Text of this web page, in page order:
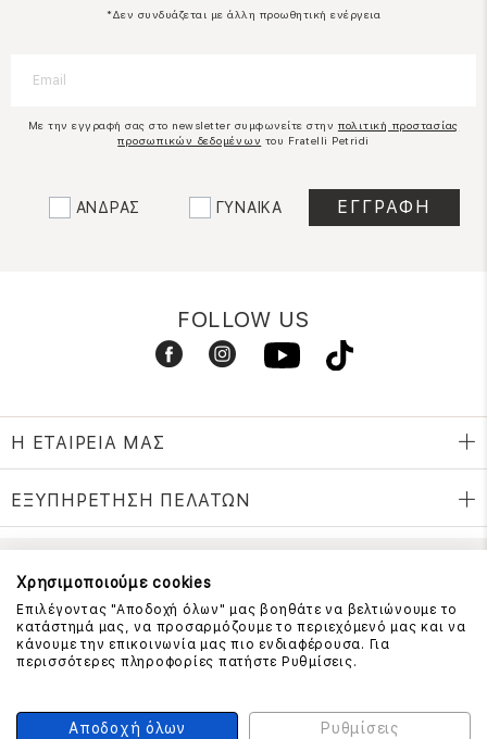
*Δεν συνδυάζεται με άλλη προωθητική ενέργεια
Με την εγγραφή σας στο newsletter συμφωνείτε στην πολιτική προστασίας
προσωπικών δεδομένων του Fratelli Petridi
ΑΝΔΡΑΣ ΓΥΝΑΙΚΑ
FOLLOW US
Η ΕΤΑΙΡΕΙΑ ΜΑΣ
ΕΞΥΠΗΡΕΤΗΣΗ ΠΕΛΑΤΩΝ
ΕΠΙΚΟΙΝΩΝΗΣΤΕ ΜΑΖΙ ΜΑΣ
210 999 4510
(Χρεώση μια αστική μονάδα από σταθερό)
ΑΣΦΑΛΕΙΑ ΣΥΝΑΛΛΑΓΩΝ
Χρησιμοποιούμε cookies
Επιλέγοντας "Αποδοχή όλων" μας βοηθάτε να βελτιώνουμε το
κατάστημά μας, να προσαρμόζουμε το περιεχόμενό μας και να
κάνουμε την επικοινωνία μας πιο ενδιαφέρουσα. Για
περισσότερες πληροφορίες πατήστε Ρυθμίσεις.
Αποδοχή όλων Ρυθμίσεις